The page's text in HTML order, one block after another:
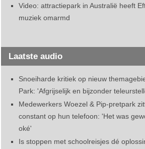
Video: attractiepark in Australië heeft
muziek omarmd
Laatste audio
Snoeiharde kritiek op nieuw
Park: 'Afgrijselijk en bijzonder
Medewerkers Woezel & Pip-pretpark
constant op hun telefoon: 'Het was
oké'
Is stoppen met schoolreisjes dé